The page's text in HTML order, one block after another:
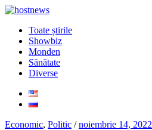
Toate știrile
Showbiz
Monden
Sănătate
Diverse
Economic, Politic /noiembrie 14, 2022